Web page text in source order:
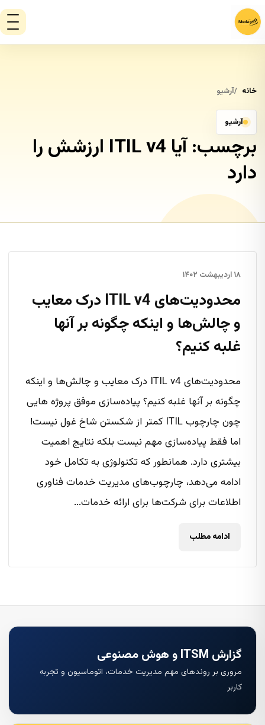
خانه آرشیو
آرشیو
برچسب:
آیا ITIL v4 ارزشش را
دارد
۱۸ اردیبهشت ۱۴۰۲
محدودیت‌های ITIL v4 درک معایب
و چالش‌ها و اینکه چگونه بر آنها
غلبه کنیم؟
محدودیت‌های ITIL v4 درک معایب و چالش‌ها و اینکه
چگونه بر آنها غلبه کنیم؟ پیاده‌سازی موفق پروژه هایی
چون چارچوب ITIL کمتر از شکستن شاخ غول نیست!
اما فقط پیاده‌سازی مهم نیست بلکه نتایج اهمیت
بیشتری دارد. همانطور که تکنولوژی به تکامل خود
ادامه می‌دهد، چارچوب‌های مدیریت خدمات فناوری
اطلاعات برای شرکت‌ها برای ارائه خدمات...
ادامه مطلب
گزارش ITSM و هوش مصنوعی
مروری بر روندهای مهم مدیریت خدمات، اتوماسیون و تجربه
کاربر